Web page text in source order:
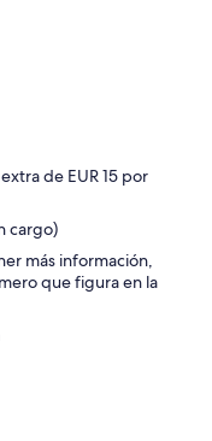
de EUR 15 por
cargo)
más información,
que figura en la